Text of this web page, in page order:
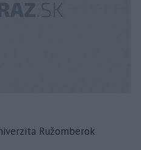
Ružomberok